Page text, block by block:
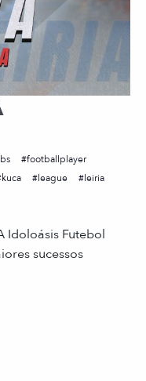
footballplayer
kuca league
leiria
Idoloásis Futebol
sucessos